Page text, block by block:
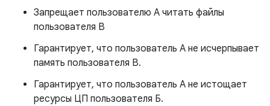
Запрещает пользователю A читать файлы
пользователя B
Гарантирует, что пользователь A не исчерпывает
память пользователя B.
Гарантирует, что пользователь А не истощает
ресурсы ЦП пользователя Б.